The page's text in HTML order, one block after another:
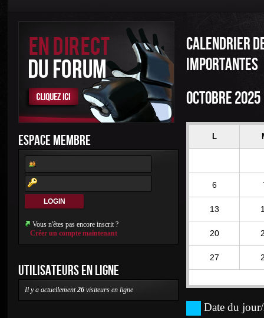
ESPACE MEMBRE
Vous n'êtes pas encore inscrit ?
Créer un compte maintenant
UTILISATEURS EN LIGNE
Il y a actuellement26 visiteurs en ligne
CALENDRIER
IMPORTANTES
OCTOBRE 2025
L
6
13
20
27
Date du